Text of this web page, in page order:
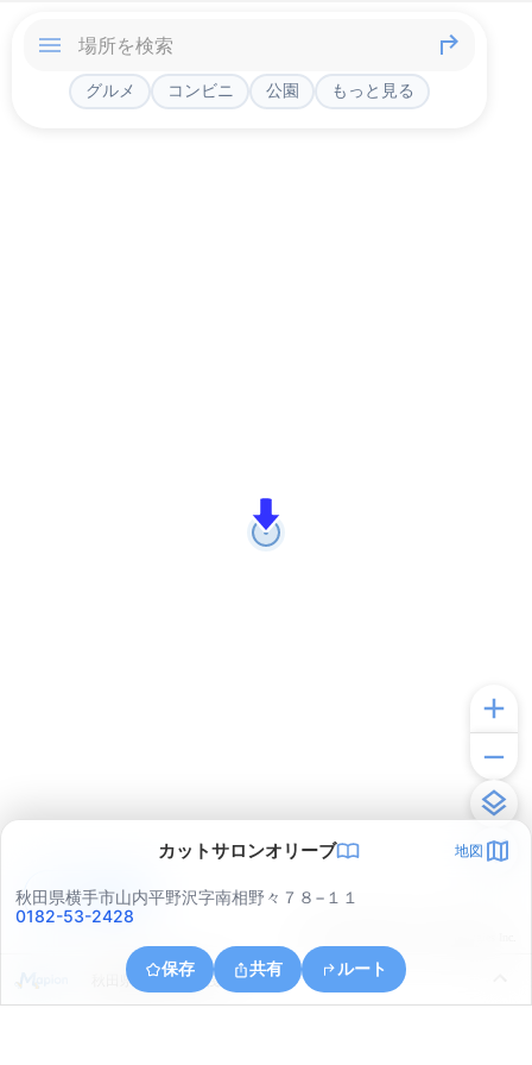
グルメ コンビニ 公園 もっと見る
カットサロンオリーブ 地図
秋田県横手市山内平野沢字南相野々７８−１１
0182-53-2428
保存 共有 ルート
秋田県横手市山内筏
アプリで見る